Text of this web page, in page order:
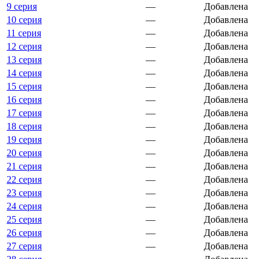
9 серия
—
Добавлена
10 серия
—
Добавлена
11 серия
—
Добавлена
12 серия
—
Добавлена
13 серия
—
Добавлена
14 серия
—
Добавлена
15 серия
—
Добавлена
16 серия
—
Добавлена
17 серия
—
Добавлена
18 серия
—
Добавлена
19 серия
—
Добавлена
20 серия
—
Добавлена
21 серия
—
Добавлена
22 серия
—
Добавлена
23 серия
—
Добавлена
24 серия
—
Добавлена
25 серия
—
Добавлена
26 серия
—
Добавлена
27 серия
—
Добавлена